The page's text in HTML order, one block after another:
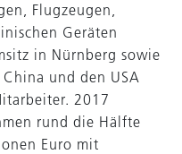
Flugzeugen,
Geräten
in Nürnberg sowie
und den USA
2017
rund die Hälfte
Euro mit